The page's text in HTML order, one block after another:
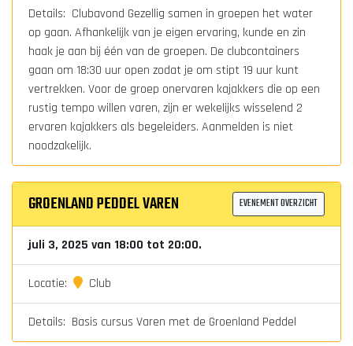
Details: Clubavond Gezellig samen in groepen het water
op gaan. Afhankelijk van je eigen ervaring, kunde en zin
haak je aan bij één van de groepen. De clubcontainers
gaan om 18:30 uur open zodat je om stipt 19 uur kunt
vertrekken. Voor de groep onervaren kajakkers die op een
rustig tempo willen varen, zijn er wekelijks wisselend 2
ervaren kajakkers als begeleiders. Aanmelden is niet
noodzakelijk.
GROENLAND PEDDEL VAREN EVENEMENT OVERZICHT
juli 3, 2025 van 18:00 tot 20:00.
Locatie: Club
Details: Basis cursus Varen met de Groenland Peddel